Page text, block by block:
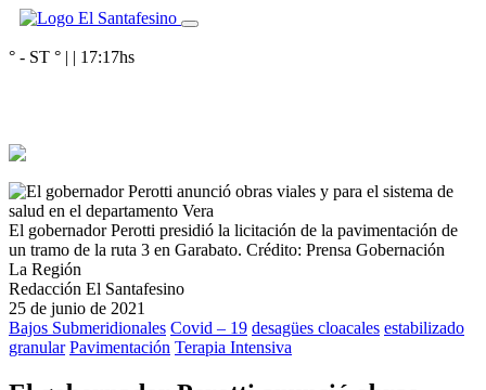
° - ST ° | | 17:17hs
El gobernador Perotti presidió la licitación de la pavimentación de
un tramo de la ruta 3 en Garabato. Crédito: Prensa Gobernación
La Región
Redacción El Santafesino
25 de junio de 2021
Bajos Submeridionales Covid – 19 desagües cloacales estabilizado
granular Pavimentación Terapia Intensiva